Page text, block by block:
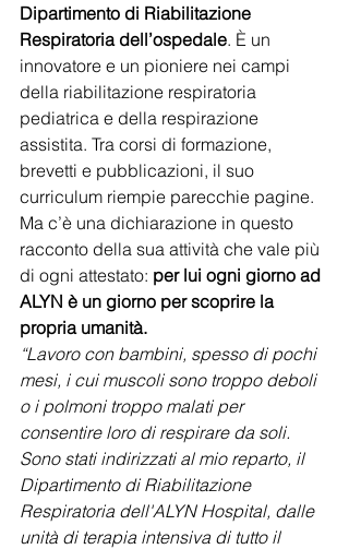
Dipartimento di Riabilitazione
Respiratoria dell’ospedale. È un
innovatore e un pioniere nei campi
della riabilitazione respiratoria
pediatrica e della respirazione
assistita. Tra corsi di formazione,
brevetti e pubblicazioni, il suo
curriculum riempie parecchie pagine.
Ma c’è una dichiarazione in questo
racconto della sua attività che vale più
di ogni attestato: per lui ogni giorno ad
ALYN è un giorno per scoprire la
propria umanità.
“Lavoro con bambini, spesso di pochi
mesi, i cui muscoli sono troppo deboli
o i polmoni troppo malati per
consentire loro di respirare da soli.
Sono stati indirizzati al mio reparto, il
Dipartimento di Riabilitazione
Respiratoria dell'ALYN Hospital, dalle
unità di terapia intensiva di tutto il